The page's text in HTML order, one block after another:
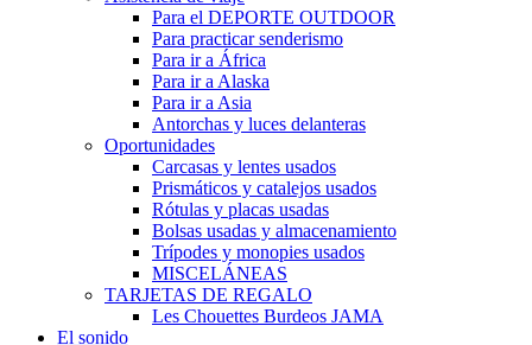
Para el DEPORTE OUTDOOR
Para practicar senderismo
Para ir a África
Para ir a Alaska
Para ir a Asia
Antorchas y luces delanteras
Oportunidades
Carcasas y lentes usados
Prismáticos y catalejos usados
Rótulas y placas usadas
Bolsas usadas y almacenamiento
Trípodes y monopies usados
MISCELÁNEAS
TARJETAS DE REGALO
Les Chouettes Burdeos JAMA
El sonido